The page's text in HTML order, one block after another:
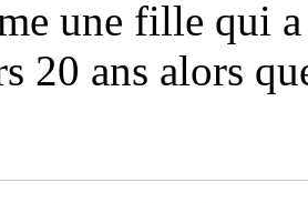
une fille qui
20 ans alors